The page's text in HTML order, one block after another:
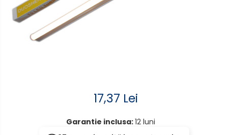
senzor
Aplice de perete interior,
exterior
Mufe,Accesorii TV
Multimetru Digital
17,37 Lei
Garantie inclusa:12 luni